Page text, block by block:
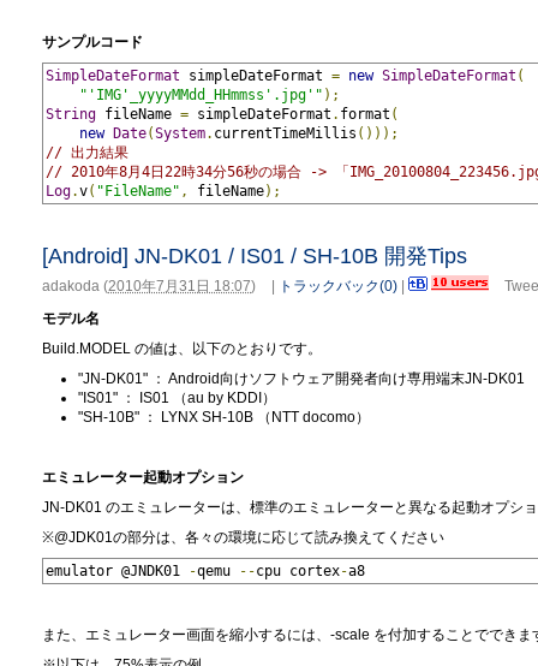
サンプルコード
SimpleDateFormat simpleDateFormat = new SimpleDateFormat (
"'IMG'_yyyyMMdd_HHmmss'.jpg'" );
String fileName = simpleDateFormat . format (
new Date(System. currentTimeMillis ()));
// 出力結果
// 2010年8月4日22時34分56秒の場合 -> 「
Log.v( "FileName" , fileName);
[Android] JN-DK01 / IS01 / SH-10B 開発Tips
adakoda (2010年7月31日 18:07) | トラックバック(0) |
モデル名
Build.MODEL の値は、以下のとおりです。
"JN-DK01" ： Android向けソフトウェア開発者向け専用端末JN-DK01
"IS01" ： IS01 （au by KDDI）
"SH-10B" ： LYNX SH-10B （NTT docomo）
エミュレーター起動オプション
JN-DK01 のエミュレーターは、標準のエミュレーターと異なる起動オプシ
※@JDK01の部分は、各々の環境に応じて読み換えてください
emulator @JNDK01
-qemu --cpu cortex-a8
また、エミュレーター画面を縮小するには、-scale を付加することでできま